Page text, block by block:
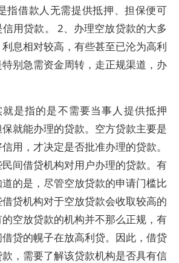
指借款人无需提供抵押、担保便可
用贷款。 2、办理空放贷款的大多
息相对较高，有些甚至已沦为高利
别急需资金周转，走正规渠道，办
是指的是不需要当事人提供抵押
就能办理的贷款。空方贷款主要是
用，才决定是否批准办理的贷款。
间借贷机构对用户办理的贷款。有
的是，尽管空放贷款的申请门槛比
贷机构对于空放贷款会收取较高的
空放贷款的机构并不那么正规，有
贷的幌子在放高利贷。因此，借贷
，需要了解该贷款机构是否具有信